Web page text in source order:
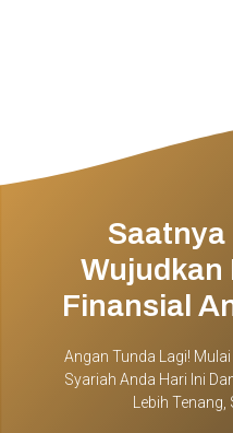
Wujudkan
Finansial
Angan Tunda Lagi!
Syariah Anda Hari Ini
Lebih Tenang,